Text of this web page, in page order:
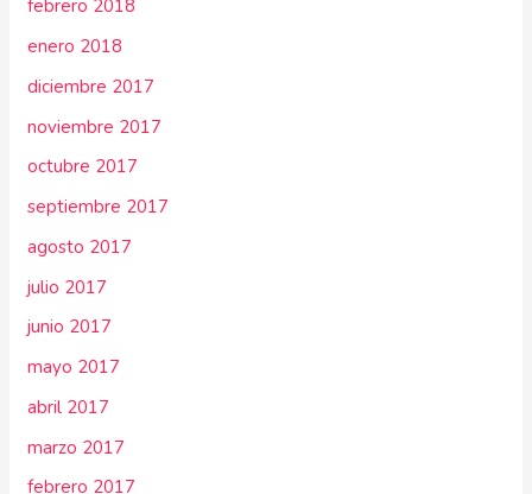
febrero 2018
enero 2018
diciembre 2017
noviembre 2017
octubre 2017
septiembre 2017
agosto 2017
julio 2017
junio 2017
mayo 2017
abril 2017
marzo 2017
febrero 2017